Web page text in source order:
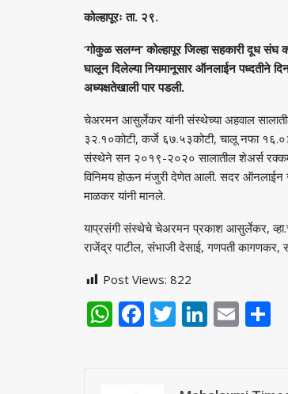
कोल्‍हापूरः ता. २९.
‘गोकुळ सलग्‍न’ कोल्‍हापूर जिल्‍हा सहकारी दूध संघ
घालून दिलेल्‍या नियमानूसार ऑनलाईन पध्‍दतीने
अध्‍यक्षतेखाली पार पडली.
चेअरमन आसुर्लेकर यांनी संस्‍थेच्‍या अहवाल
३२.१०कोटी, कर्जे ६७.५३कोटी, चालू नफा
संस्‍थेने सन २०१९-२०२० सालातील शेअर्स
विनिमय होऊन मंजुरी देणेत आली. सदर ऑनलाईन
माळकर यांनी मानले.
याप्रसंगी संस्‍थेचे चेअरमन प्रकाश आसुर्लेकर,
राजेंद्र पाटील, संभाजी देसाई, गणपती कागणकर,
Post Views: 822
WhatsApp
Facebook
TwitterEmail